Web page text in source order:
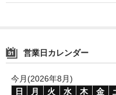
営業日カレンダー
今月(2026年8月)
日
月 火 水 木 金